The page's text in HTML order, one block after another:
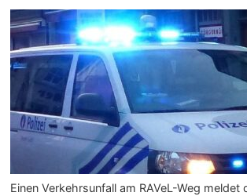
Einen Verkehrsunfall am RAVeL-Weg meldet